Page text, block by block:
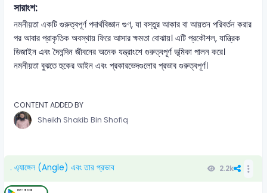
সারাংশ:
নমনীয়তা একটি গুরুত্বপূর্ণ পদার্থবিজ্ঞান গুণ, যা বস্তুর আকার বা আয়তন পরিবর্তন করার
পর আবার প্রাকৃতিক অবস্থায় ফিরে আসার ক্ষমতা বোঝায়। এটি প্রকৌশল, যান্ত্রিক
ডিজাইন এবং দৈনন্দিন জীবনের অনেক যন্ত্রাংশে গুরুত্বপূর্ণ ভূমিকা পালন করে।
নমনীয়তা বুঝতে হুকের আইন এবং প্রকারভেদগুলোর প্রভাব গুরুত্বপূর্ণ।
CONTENT ADDED BY
Sheikh Shakib Bin Shofiq
. এ্যাঙ্গেল (Angle) এবং তার প্রভাব 2.2k